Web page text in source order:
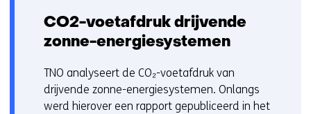
CO2-voetafdruk drijvende
zonne-energiesystemen
TNO analyseert de CO₂-voetafdruk van
drijvende zonne-energiesystemen. Onlangs
werd hierover een rapport gepubliceerd in het